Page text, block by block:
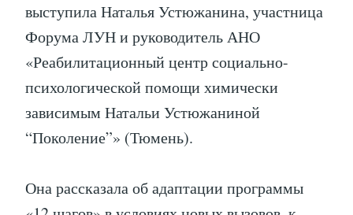
выступила Наталья Устюжанина, участница
Форума ЛУН и руководитель АНО
«Реабилитационный центр социально-
психологической помощи химически
зависимым Натальи Устюжаниной
“Поколение”» (Тюмень).
Она рассказала об адаптации программы